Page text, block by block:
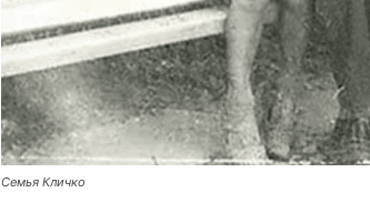
Семья Кличко